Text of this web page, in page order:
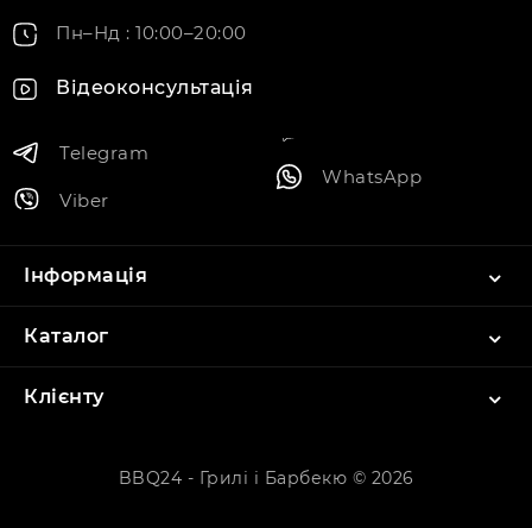
Пн–Нд : 10:00–20:00
Відеоконсультація
Telegram
Viber
WhatsApp
Інформація
Каталог
Клієнту
BBQ24 - Грилі і Барбекю © 2026